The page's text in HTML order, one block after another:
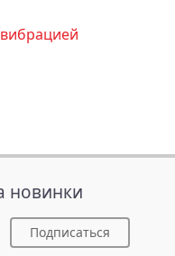
новинки
Подписаться